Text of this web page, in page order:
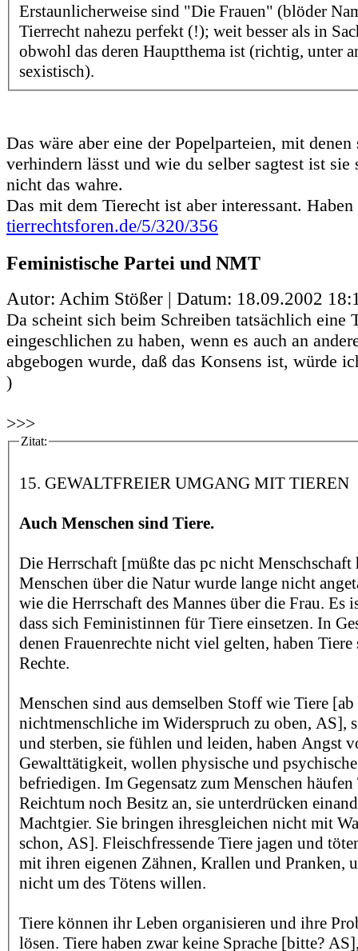
Erstaunlicherweise sind "Die Frauen" (blöder
Tierrecht nahezu perfekt (!); weit besser als in
obwohl das deren Hauptthema ist (richtig, unter
sexistisch).
Das wäre aber eine der Popelparteien, mit
verhindern lässt und wie du selber sagtest ist sie
nicht das wahre.
Das mit dem Tierecht ist aber interessant.
tierrechtsforen.de/5/320/356
Feministische Partei und NMT
Autor: Achim Stößer | Datum: 18.09.2002
Da scheint sich beim Schreiben tatsächlich eine
eingeschlichen zu haben, wenn es auch an
abgebogen wurde, daß das Konsens ist, würde
)
>>>
Zitat:
15. GEWALTFREIER UMGANG MIT TIEREN
Auch Menschen sind Tiere.
Die Herrschaft [müßte das pc nicht Menschschaft
Menschen über die Natur wurde lange nicht
wie die Herrschaft des Mannes über die Frau. Es
dass sich Feministinnen für Tiere einsetzen. In
denen Frauenrechte nicht viel gelten, haben
Rechte.
Menschen sind aus demselben Stoff wie Tiere
nichtmenschliche im Widerspruch zu oben, AS],
und sterben, sie fühlen und leiden, haben Angst
Gewalttätigkeit, wollen physische und
befriedigen. Im Gegensatz zum Menschen häufen
Reichtum noch Besitz an, sie unterdrücken
Machtgier. Sie bringen ihresgleichen nicht mit
schon, AS]. Fleischfressende Tiere jagen und
mit ihren eigenen Zähnen, Krallen und Pranken,
nicht um des Tötens willen.
Tiere können ihr Leben organisieren und ihre
lösen. Tiere haben zwar keine Sprache [bitte?